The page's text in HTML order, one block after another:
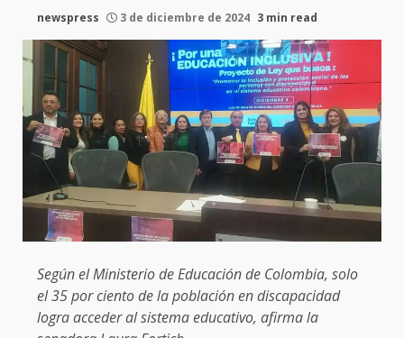
newspress 3 de diciembre de 2024 3 min read
Según el Ministerio de Educación de Colombia, solo
el 35 por ciento de la población en discapacidad
logra acceder al sistema educativo, afirma la